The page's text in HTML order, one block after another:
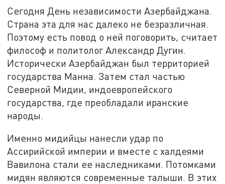
Сегодня День независимости Азербайджана.
Страна эта для нас далеко не безразличная.
Поэтому есть повод о ней поговорить, считает
философ и политолог Александр Дугин.
Исторически Азербайджан был территорией
государства Манна. Затем стал частью
Северной Мидии, индоевропейского
государства, где преобладали иранские
народы.
Именно мидийцы нанесли удар по
Ассирийской империи и вместе с халдеями
Вавилона стали ее наследниками. Потомками
мидян являются современные талыши. В этих